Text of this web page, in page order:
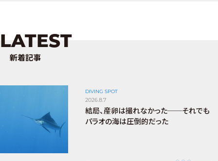
LATEST
新着記事
DIVING SPOT
2026.8.7
結局、産卵は撮れなかった──それでも
パラオの海は圧倒的だった